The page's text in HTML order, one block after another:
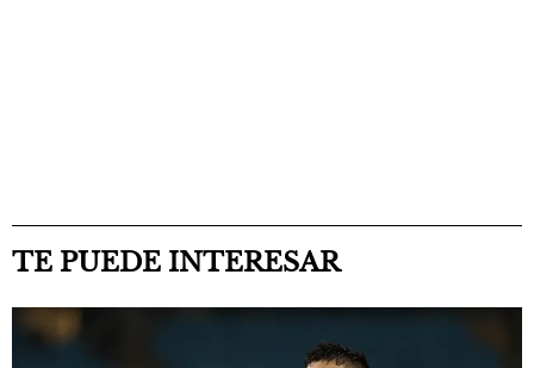
TE PUEDE INTERESAR